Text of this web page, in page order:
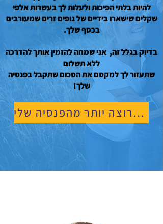
להיות בלתי הפיכות ולעלות לך בעשרות אלפי
שקלים שישארו בידיים של גופים זרים שמעורבים
בכסף שלך.
בדיוק בגלל זה, אני שמחה להזמין אותך להדרכה
ללא תשלום
שתעזור לך למקסם את הסכום שתקבל בפנסיה
שלך!
אני רוצה יותר מהפנסיה שלי